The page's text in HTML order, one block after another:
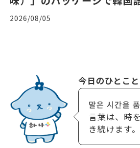
2026/08/05
今日のひとこと
말은 시간을
言葉は、時
き続けます。